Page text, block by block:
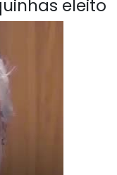
eleito